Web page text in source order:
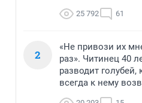
25 792 61
2
«Не привози их
раз». Читинец 40
разводит голубей,
всегда к нему